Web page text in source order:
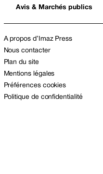
Avis & Marchés publics
A propos d’Imaz Press
Nous contacter
Plan du site
Mentions légales
Préférences cookies
Politique de confidentialité